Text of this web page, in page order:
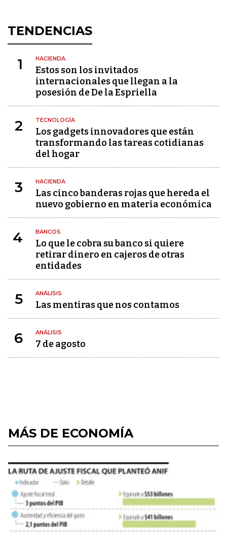
TENDENCIAS
1 HACIENDA
Estos son los invitados
internacionales que llegan a la
posesión de De la Espriella
2 TECNOLOGÍA
Los gadgets innovadores que están
transformando las tareas cotidianas
del hogar
3 HACIENDA
Las cinco banderas rojas que hereda el
nuevo gobierno en materia económica
4 BANCOS
Lo que le cobra su banco si quiere
retirar dinero en cajeros de otras
entidades
5 ANÁLISIS
Las mentiras que nos contamos
6 ANÁLISIS
7 de agosto
MÁS DE ECONOMÍA